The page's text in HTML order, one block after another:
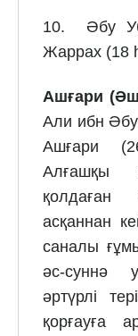
10. Әбу
Жаррах (18
Ашғари
Али ибн
Ашғари
Алғашқы
асқаннан
саналы
әс-суннә
әртүрлі
қорғауға